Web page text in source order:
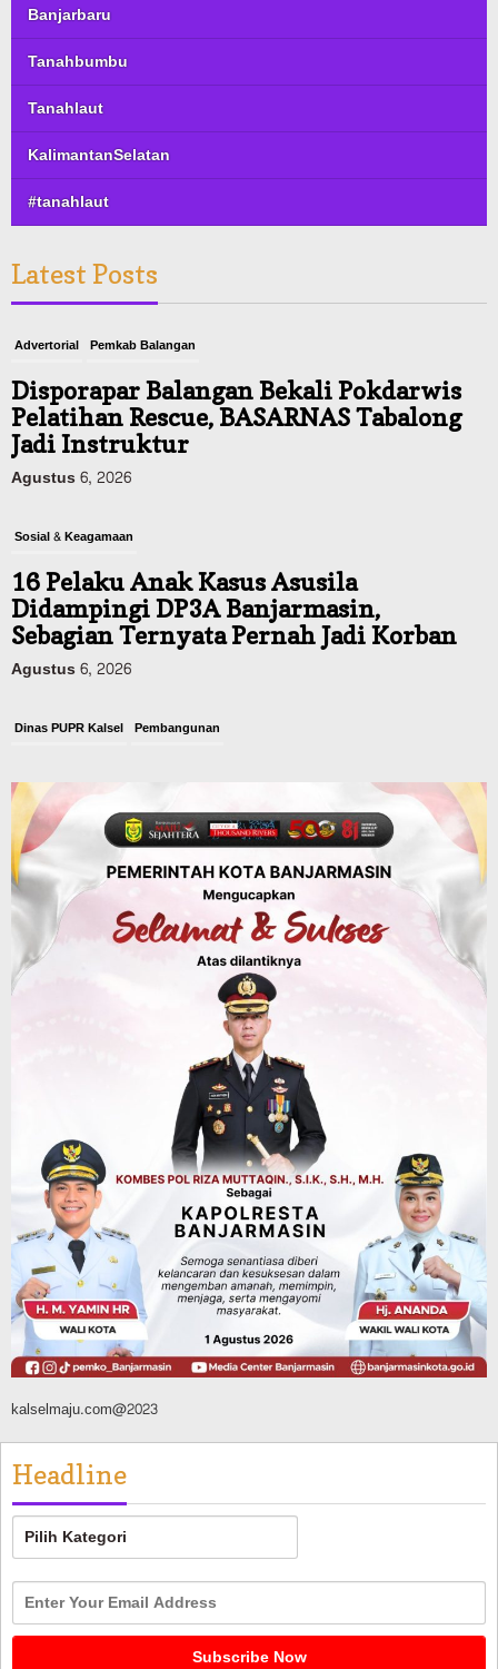
Banjarbaru
Tanahbumbu
Tanahlaut
KalimantanSelatan
#tanahlaut
Latest Posts
Advertorial Pemkab Balangan
Disporapar Balangan Bekali Pokdarwis
Pelatihan Rescue, BASARNAS Tabalong
Jadi Instruktur
Agustus 6, 2026
Sosial & Keagamaan
16 Pelaku Anak Kasus Asusila
Didampingi DP3A Banjarmasin,
Sebagian Ternyata Pernah Jadi Korban
Agustus 6, 2026
Dinas PUPR Kalsel Pembangunan
Pemerintah Janji Tingkatkan Fasilitas
Keselamatan Jalan Alternatif
Banjarbaru–Batulicin
Agustus 6, 2026
Dinas Kehutanan Kalsel
Tahura Sultan Adam Sempat Alami
Kebakaran Lahan, Api Berhasil
Dipadamkan, Kadishut Kalsel
Memimpin Langsung Aksi di Lapangan
Advertorial Pemkab Balangan
Silaturahmi ke DPRD Balangan, Kapolres
AKBP Arif Mansyur Perkuat Koordinasi
Keamanan Daerah
Agustus 6, 2026
kalselmaju.com@2023
Headline
Headline